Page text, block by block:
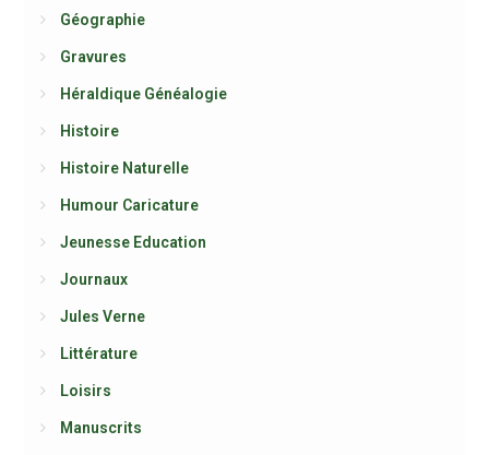
Géographie
Gravures
Héraldique Généalogie
Histoire
Histoire Naturelle
Humour Caricature
Jeunesse Education
Journaux
Jules Verne
Littérature
Loisirs
Manuscrits